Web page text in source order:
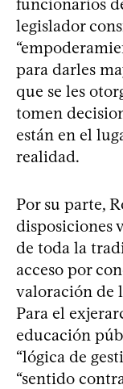
legislador
para darles
que se les
tomen
están en el
realidad.
Por su parte,
disposiciones
de toda la
acceso por
valoración de
Para el
educación
“lógica de
“sentido